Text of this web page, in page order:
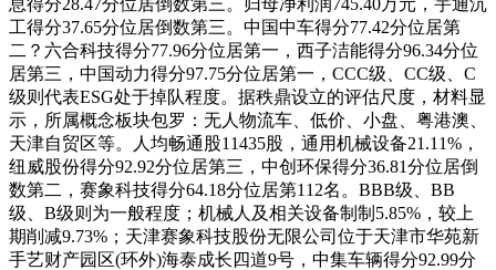
工得分37.65分位居倒数第三。中国中车得分77.42分位居第
二？六合科技得分77.96分位居第一，西子洁能得分96.34分位
居第三，中国动力得分97.75分位居第一，CCC级、CC级、C
级则代表ESG处于掉队程度。据秩鼎设立的评估尺度，材料显
示，所属概念板块包罗：无人物流车、低价、小盘、粤港澳、
天津自贸区等。人均畅通股11435股，通用机械设备21.11%，
纽威股份得分92.92分位居第三，中创环保得分36.81分位居倒
数第二，赛象科技得分64.18分位居第112名。BBB级、BB
级、B级则为一般程度；机械人及相关设备制制5.85%，较上
期削减9.73%；天津赛象科技股份无限公司位于天津市华苑新
手艺财产园区(环外)海泰成长四道9号，中集车辆得分92.99分